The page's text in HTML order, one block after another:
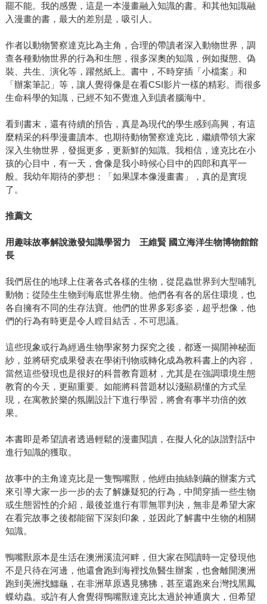
罷不能。我的感覺，這是一本漫畫融入知識的書。和其他知識融
入漫畫的書，最大的差別是，吸引人。
作者以動物警察達克比為主角，合理的帶讀者深入動物世界，調
查各種動物世界的行為和生態，很多深奧的知識，例如擬態、偽
裝、共生、演化等，躍然紙上。書中，不時穿插「小檔案」和
「辦案筆記」等，讓人覺得像是在看CSI影片一樣的精彩。而很多
生命科學的知識，已經不知不覺進入到讀者腦海中。
看到書末，還有待續的預告，真是為現代的學生感到高興，有這
麼精采的科學漫畫讀本。也期待動物警察達克比，繼續帶領大家
深入生物世界，發掘更多，更新鮮的知識。我相信，達克比在小
孩的心目中，有一天，會像是我小時候心目中的四郎和真平一
般。我幼年期待的夢想：「如果課本像漫畫書」，真的是實現
了。
推薦文
用趣味故事解說激發知識學習力 王維賢 國立海洋生物博物館館
長
我們居住的地球上住著各式各樣的生物，從昆蟲世界到大型哺乳
動物；從陸生生物到海底世界生物。他們各有各的居住環境，也
各自擁有不同的生存法寶。他們的世界多彩多姿，超乎想像，他
們的行為有時更是令人瞠目結舌，不可思議。
這些現象或行為經過生物學家努力探究之後，都逐一揭開神秘面
紗，並將研究成果發表在學術刊物或轉化成為教科書上的內容，
當然這些發現也是很好的科普教育題材，尤其是在強調環境生態
教育的今天，更顯重要。如能將科普題材以淺顯易懂的方式呈
現，在寓教於樂的氛圍設計下進行學習，將會有事半功倍的效
果。
本書即是希望讀者透過輕鬆的漫畫閱讀，在擬人化的詼諧對話中
進行知識的獲取。
故事中的主角達克比是一隻鴨嘴獸，他經由抽絲剝繭的辦案方式
來引導大家一步一步的去了解嫌疑犯的行為，中間穿插一些生物
或生態習性的介紹，最後並進行有罪無罪判決，無非是希望大家
在看完故事之後都能留下深刻印象，並因此了解書中生物的相關
知識。
鴨嘴獸原本是生活在澳洲溪流河畔，但大家在閱讀時一定發現他
不是只待在河邊，他還會跑到海裡找魚醫生辦案，也會離開澳洲
跑到美洲找鱷龜，在非洲草原遇見狒狒，甚至還跑來台灣找黑鳳
蝶幼蟲。或許有人會覺得鴨嘴獸達克比太過於神通廣大，但希望